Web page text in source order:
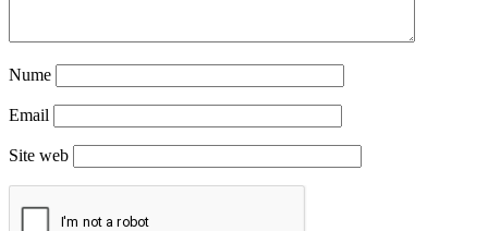
Nume
Email
Site web